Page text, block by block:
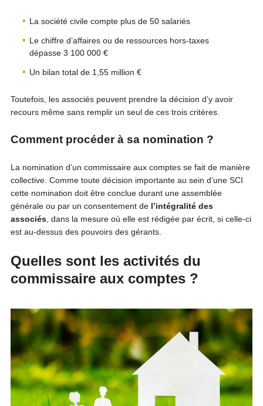
La société civile compte plus de 50 salariés
Le chiffre d’affaires ou de ressources hors-taxes
dépasse 3 100 000 €
Un bilan total de 1,55 million €
Toutefois, les associés peuvent prendre la décision d’y avoir
recours même sans remplir un seul de ces trois critères.
Comment procéder à sa nomination ?
La nomination d’un commissaire aux comptes se fait de manière
collective. Comme toute décision importante au sein d’une SCI
cette nomination doit être conclue durant une assemblée
générale ou par un consentement de l’intégralité des
associés, dans la mesure où elle est rédigée par écrit, si celle-ci
est au-dessus des pouvoirs des gérants.
Quelles sont les activités du
commissaire aux comptes ?